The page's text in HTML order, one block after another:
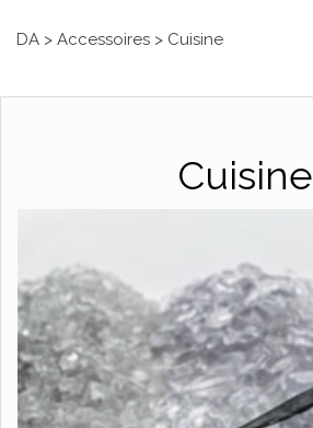
DA > Accessoires > Cuisine
Cuisine